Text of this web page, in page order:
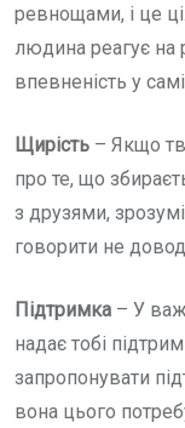
ревнощами, і це
людина реагує на
впевненість у
Щирість – Якщо
про те, що
з друзями,
говорити не
Підтримка – У
надає тобі
запропонувати
вона цього